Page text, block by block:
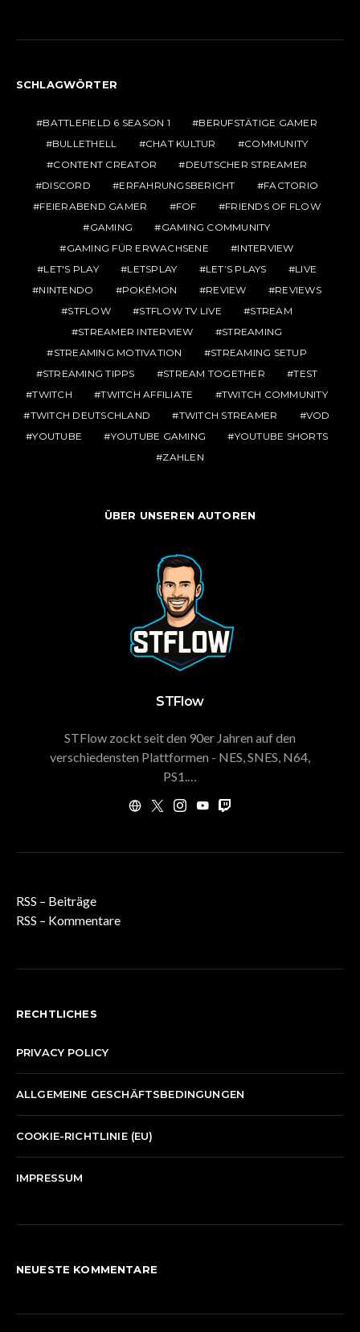
SCHLAGWÖRTER
BATTLEFIELD 6 SEASON 1
BERUFSTÄTIGE GAMER
BULLETHELL
CHAT KULTUR
COMMUNITY
CONTENT CREATOR
DEUTSCHER STREAMER
DISCORD
ERFAHRUNGSBERICHT
FACTORIO
FEIERABEND GAMER
FOF
FRIENDS OF FLOW
GAMING
GAMING COMMUNITY
GAMING FÜR ERWACHSENE
INTERVIEW
LET'S PLAY
LETSPLAY LET’S PLAYS
LIVE
NINTENDO
POKÉMON REVIEW
REVIEWS
STFLOW
STFLOW TV LIVE
STREAM
STREAMER INTERVIEW
STREAMING
STREAMING MOTIVATION
STREAMING SETUP
STREAMING TIPPS
STREAM TOGETHER
TEST
TWITCH
TWITCH AFFILIATE
TWITCH COMMUNITY
TWITCH DEUTSCHLAND
TWITCH STREAMER
VOD
YOUTUBE
YOUTUBE GAMING
YOUTUBE SHORTS
ZAHLEN
ÜBER UNSEREN AUTOREN
STFlow
STFlow zockt seit den 90er Jahren auf den
verschiedensten Plattformen - NES, SNES, N64,
PS1.…
RSS – Beiträge
RSS – Kommentare
RECHTLICHES
PRIVACY POLICY
ALLGEMEINE GESCHÄFTSBEDINGUNGEN
COOKIE-RICHTLINIE (EU)
IMPRESSUM
NEUESTE KOMMENTARE